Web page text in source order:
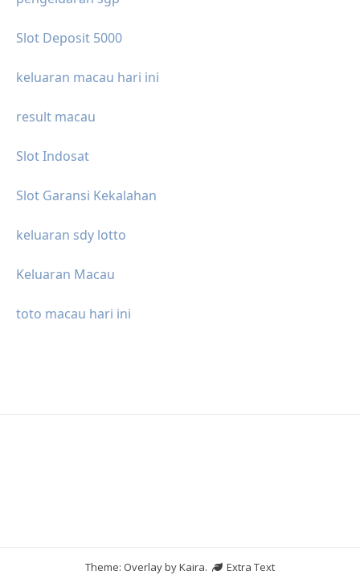
Slot Deposit 5000
keluaran macau hari ini
result macau
Slot Indosat
Slot Garansi Kekalahan
keluaran sdy lotto
Keluaran Macau
toto macau hari ini
Theme: Overlay byKaira.
Extra Text